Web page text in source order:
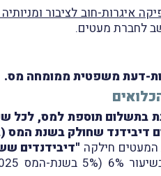
איגרות-חוב לציבור
לחברת מעטים.
דעת משפטית ממומחה מס.
"דיבידנדים
(5% בשנת-המס 2025)